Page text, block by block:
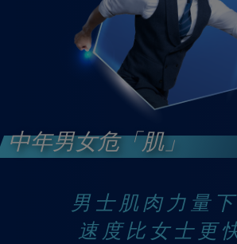
中年男女危「肌」
男士肌肉力量
速度比女士更